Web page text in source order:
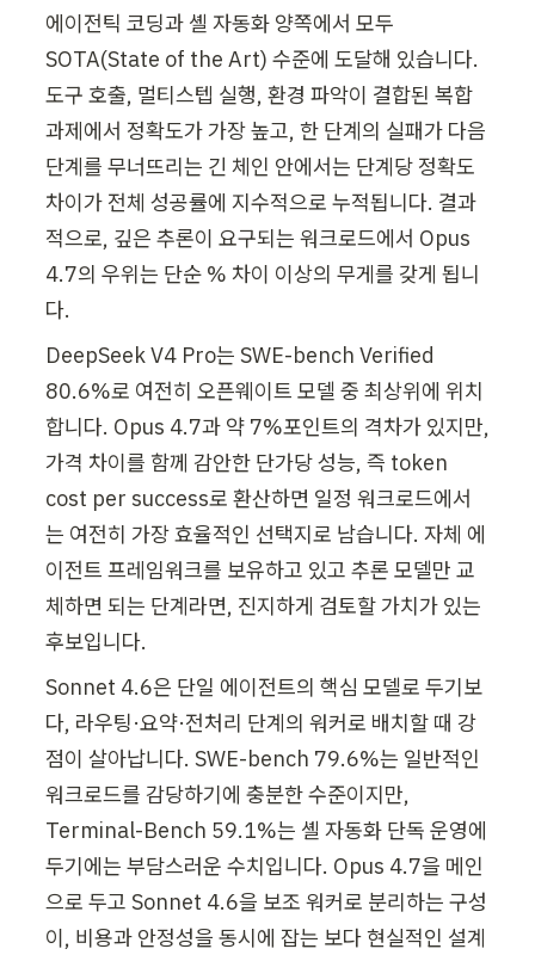
에이전틱 코딩과 셸 자동화 양쪽에서 모두
SOTA(State of the Art) 수준에 도달해 있습니다.
도구 호출, 멀티스텝 실행, 환경 파악이 결합된 복합
과제에서 정확도가 가장 높고, 한 단계의 실패가 다음
단계를 무너뜨리는 긴 체인 안에서는 단계당 정확도
차이가 전체 성공률에 지수적으로 누적됩니다. 결과
적으로, 깊은 추론이 요구되는 워크로드에서 Opus
4.7의 우위는 단순 % 차이 이상의 무게를 갖게 됩니
다.
DeepSeek V4 Pro는 SWE-bench Verified
80.6%로 여전히 오픈웨이트 모델 중 최상위에 위치
합니다. Opus 4.7과 약 7%포인트의 격차가 있지만,
가격 차이를 함께 감안한 단가당 성능, 즉 token
cost per success로 환산하면 일정 워크로드에서
는 여전히 가장 효율적인 선택지로 남습니다. 자체 에
이전트 프레임워크를 보유하고 있고 추론 모델만 교
체하면 되는 단계라면, 진지하게 검토할 가치가 있는
후보입니다.
Sonnet 4.6은 단일 에이전트의 핵심 모델로 두기보
다, 라우팅·요약·전처리 단계의 워커로 배치할 때 강
점이 살아납니다. SWE-bench 79.6%는 일반적인
워크로드를 감당하기에 충분한 수준이지만,
Terminal-Bench 59.1%는 셸 자동화 단독 운영에
두기에는 부담스러운 수치입니다. Opus 4.7을 메인
으로 두고 Sonnet 4.6을 보조 워커로 분리하는 구성
이, 비용과 안정성을 동시에 잡는 보다 현실적인 설계